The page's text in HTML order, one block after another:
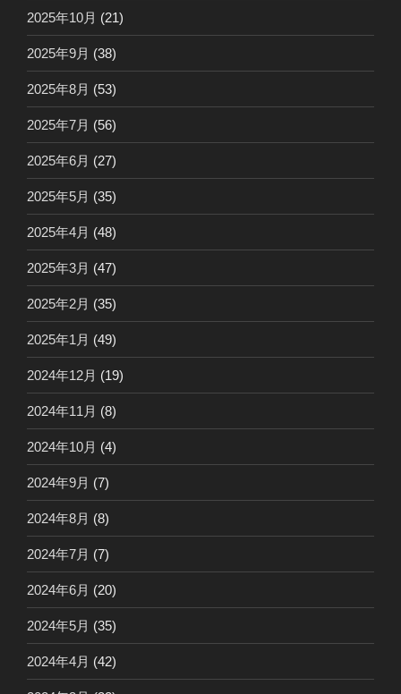
2025年10月 (21)
2025年9月 (38)
2025年8月 (53)
2025年7月 (56)
2025年6月 (27)
2025年5月 (35)
2025年4月 (48)
2025年3月 (47)
2025年2月 (35)
2025年1月 (49)
2024年12月 (19)
2024年11月 (8)
2024年10月 (4)
2024年9月 (7)
2024年8月 (8)
2024年7月 (7)
2024年6月 (20)
2024年5月 (35)
2024年4月 (42)